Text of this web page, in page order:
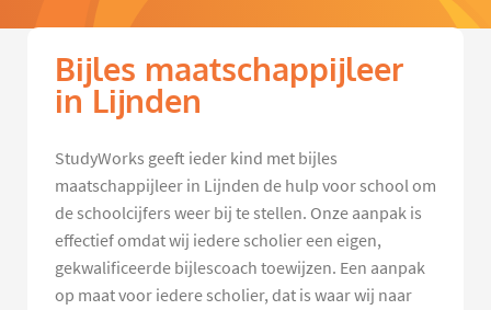
Bijles maatschappijleer
in Lijnden
StudyWorks geeft ieder kind met bijles
maatschappijleer in Lijnden de hulp voor school om
de schoolcijfers weer bij te stellen. Onze aanpak is
effectief omdat wij iedere scholier een eigen,
gekwalificeerde bijlescoach toewijzen. Een aanpak
op maat voor iedere scholier, dat is waar wij naar